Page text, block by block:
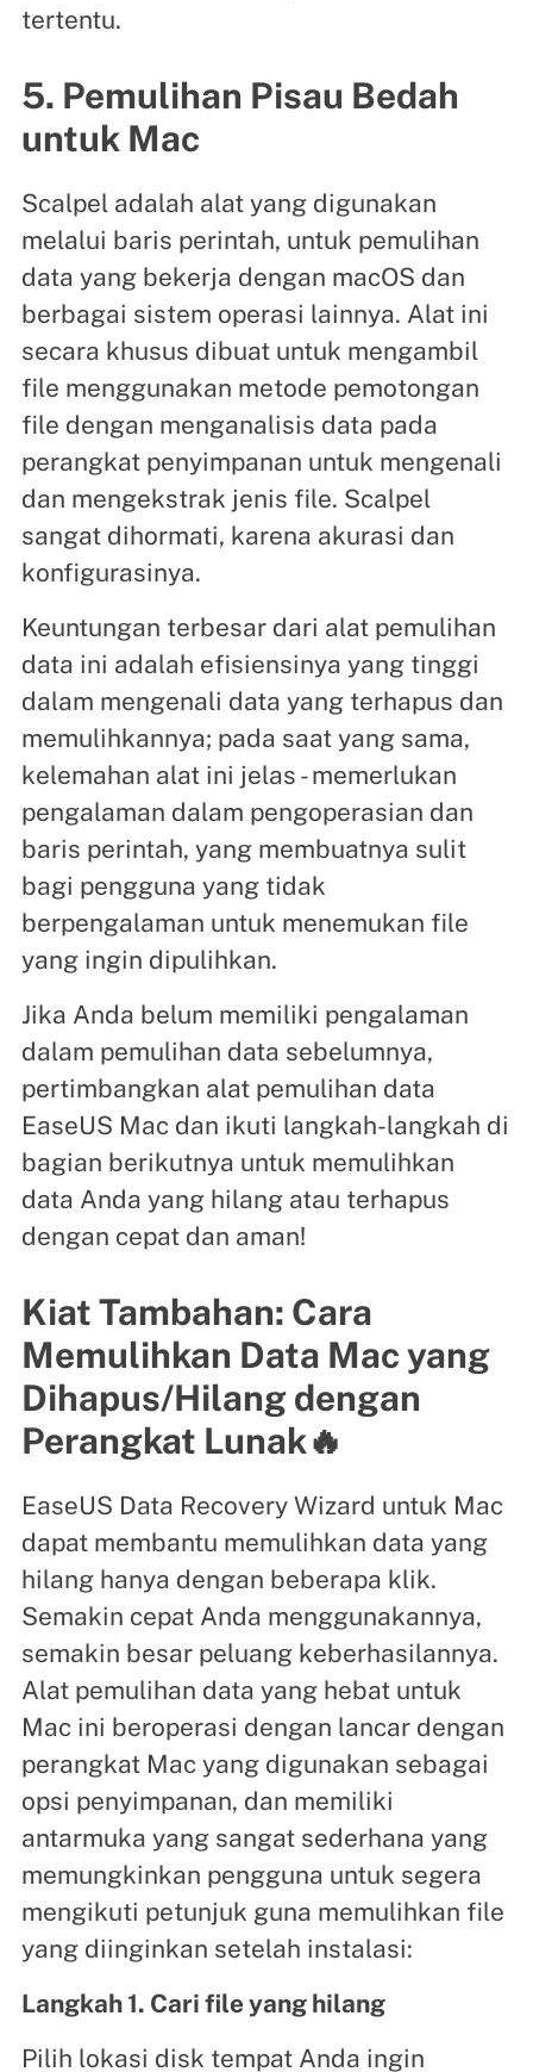
tertentu.
5. Pemulihan Pisau Bedah
untuk Mac
Scalpel adalah alat yang digunakan
melalui baris perintah, untuk pemulihan
data yang bekerja dengan macOS dan
berbagai sistem operasi lainnya. Alat ini
secara khusus dibuat untuk mengambil
file menggunakan metode pemotongan
file dengan menganalisis data pada
perangkat penyimpanan untuk mengenali
dan mengekstrak jenis file. Scalpel
sangat dihormati, karena akurasi dan
konfigurasinya.
Keuntungan terbesar dari alat pemulihan
data ini adalah efisiensinya yang tinggi
dalam mengenali data yang terhapus dan
memulihkannya; pada saat yang sama,
kelemahan alat ini jelas - memerlukan
pengalaman dalam pengoperasian dan
baris perintah, yang membuatnya sulit
bagi pengguna yang tidak
berpengalaman untuk menemukan file
yang ingin dipulihkan.
Jika Anda belum memiliki pengalaman
dalam pemulihan data sebelumnya,
pertimbangkan alat pemulihan data
EaseUS Mac dan ikuti langkah-langkah di
bagian berikutnya untuk memulihkan
data Anda yang hilang atau terhapus
dengan cepat dan aman!
Kiat Tambahan: Cara
Memulihkan Data Mac yang
Dihapus/Hilang dengan
Perangkat Lunak🔥
EasеUS Data Recovery Wizard untuk Mac
dapat membantu memulihkan data yang
hilang hanya dengan beberapa klik.
Semakin cepat Anda menggunakannya,
semakin besar peluang keberhasilannya.
Alat pemulihan data yang hebat untuk
Mac ini beroperasi dengan lancar dengan
perangkat Mac yang digunakan sebagai
opsi penyimpanan, dan memiliki
antarmuka yang sangat sederhana yang
memungkinkan pengguna untuk segera
mengikuti petunjuk guna memulihkan file
yang diinginkan setelah instalasi:
Langkah 1. Cari file yang hilang
Pilih lokasi disk tempat Anda ingin